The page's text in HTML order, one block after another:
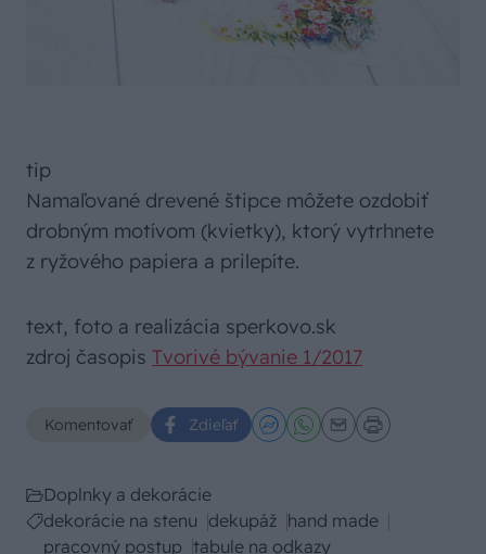
tip
Namaľované drevené štipce môžete ozdobiť
drobným motívom (kvietky), ktorý vytrhnete
z ryžového papiera a prilepíte.
text, foto a realizácia sperkovo.sk
zdroj časopis Tvorivé bývanie 1/2017
Komentovať Zdieľať
Doplnky a dekorácie
dekorácie na stenu dekupáž hand made
pracovný postup tabule na odkazy